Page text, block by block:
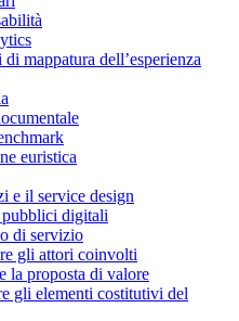
mappatura dell’esperienza
euristica
e il service design
pubblici digitali
di servizio
gli attori coinvolti
la proposta di valore
gli elementi costitutivi del